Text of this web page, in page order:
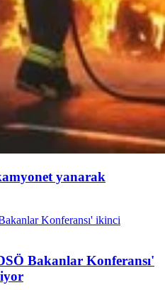
yanarak
Bakanlar Konferansı'